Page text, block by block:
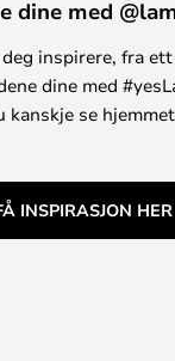
dine med
inspirere, fra
dine med
kanskje se
INSPIRASJON HER